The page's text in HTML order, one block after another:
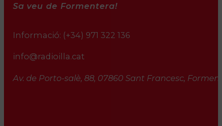
Sa veu de Formentera!
Informació: (+34) 971 322 136
info@radioilla.cat
Av. de Porto-salè, 88, 07860 Sant Francesc,